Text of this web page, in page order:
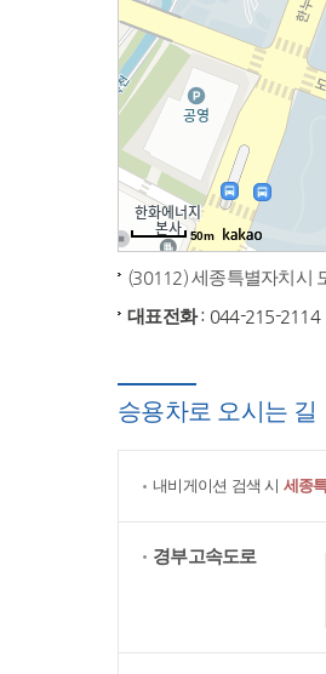
50m
(30112) 세종특별자치시
대표전화: 044-215-2114
승용차로 오시는 길
내비게이션 검색 시 세종
경부고속도로